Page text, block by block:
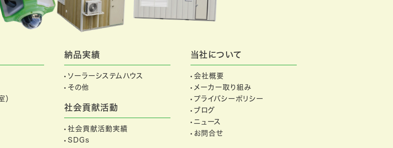
）
納品実績
ソーラーシステムハウス
その他
社会貢献活動
社会貢献活動実績
SDGs
当社について
会社概要
メーカー取り組み
プライバシーポリシー
ブログ
ニュース
お問合せ